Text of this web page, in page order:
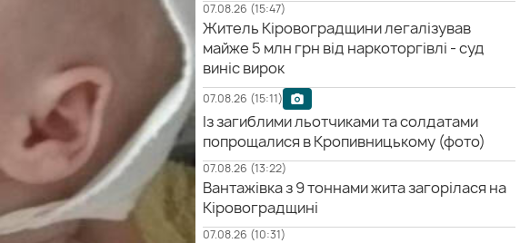
07.08.26 (15:47)
Житель Кіровоградщини легалізував
майже 5 млн грн від наркоторгівлі - суд
виніс вирок
07.08.26 (15:11)
Із загиблими льотчиками та солдатами
попрощалися в Кропивницькому (фото)
07.08.26 (13:22)
Вантажівка з 9 тоннами жита загорілася на
Кіровоградщині
07.08.26 (10:31)